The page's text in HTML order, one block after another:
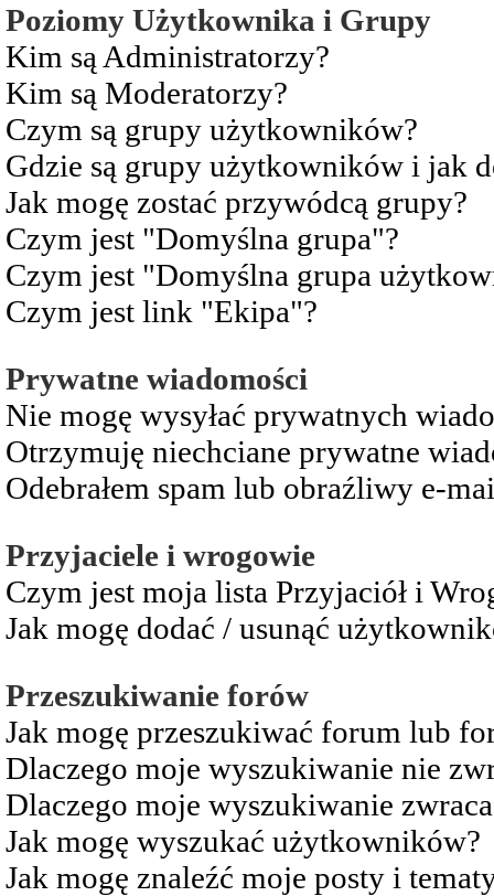
Poziomy Użytkownika i Grupy
Kim są Administratorzy?
Kim są Moderatorzy?
Czym są grupy użytkowników?
Gdzie są grupy użytkowników i jak
Jak mogę zostać przywódcą grupy?
Czym jest "Domyślna grupa"?
Czym jest "Domyślna grupa
Czym jest link "Ekipa"?
Prywatne wiadomości
Nie mogę wysyłać prywatnych
Otrzymuję niechciane prywatne
Odebrałem spam lub obraźliwy e-
Przyjaciele i wrogowie
Czym jest moja lista Przyjaciół i
Jak mogę dodać / usunąć
Przeszukiwanie forów
Jak mogę przeszukiwać forum lub
Dlaczego moje wyszukiwanie nie
Dlaczego moje wyszukiwanie
Jak mogę wyszukać użytkowników?
Jak mogę znaleźć moje posty i